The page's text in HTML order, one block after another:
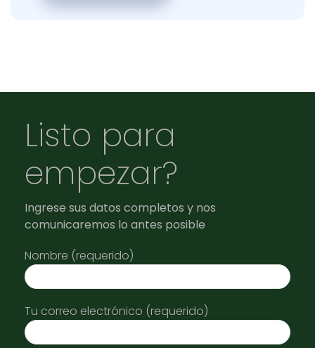
Listo para
empezar?
Ingrese sus datos completos y nos
comunicaremos lo antes posible
Nombre (requerido)
Tu correo electrónico (requerido)